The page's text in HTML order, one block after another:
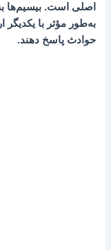
اصلی است. بیسیم‌ها
به‌طور مؤثر با یکدیگر
حوادث پاسخ دهند.